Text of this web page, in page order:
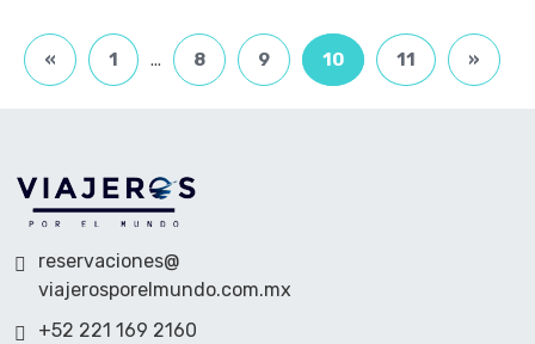
« 1 ... 8 9 10 11 »
reservaciones@
viajerosporelmundo.com.mx
+52 221 169 2160